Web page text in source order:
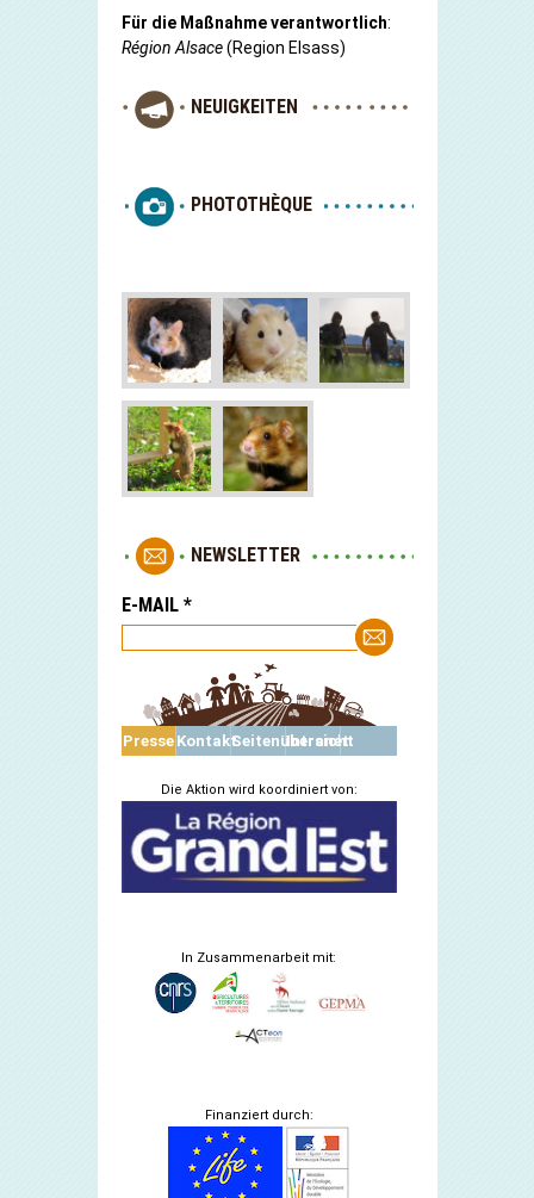
Für die Maßnahme verantwortlich:
Région Alsace(Region Elsass)
NEUIGKEITEN
PHOTOTHÈQUE
NEWSLETTER
E-MAIL *
Presse KontaktSeitenübersicht
Intranet
Die Aktion wird koordiniert von:
In Zusammenarbeit mit:
Finanziert durch: